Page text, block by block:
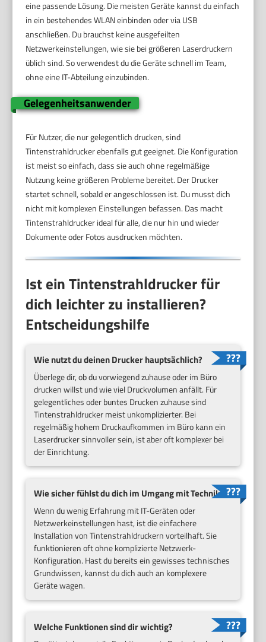
eine passende Lösung. Die meisten Geräte kannst du einfach
in ein bestehendes WLAN einbinden oder via USB
anschließen. Du brauchst keine ausgefeilten
Netzwerkeinstellungen, wie sie bei größeren Laserdruckern
üblich sind. So verwendest du die Geräte schnell im Team,
ohne eine IT-Abteilung einzubinden.
Gelegenheitsanwender
Für Nutzer, die nur gelegentlich drucken, sind
Tintenstrahldrucker ebenfalls gut geeignet. Die Konfiguration
ist meist so einfach, dass sie auch ohne regelmäßige
Nutzung keine größeren Probleme bereitet. Der Drucker
startet schnell, sobald er angeschlossen ist. Du musst dich
nicht mit komplexen Einstellungen befassen. Das macht
Tintenstrahldrucker ideal für alle, die nur hin und wieder
Dokumente oder Fotos ausdrucken möchten.
Ist ein Tintenstrahldrucker für
dich leichter zu installieren?
Entscheidungshilfe
Wie nutzt du deinen Drucker hauptsächlich?
Überlege dir, ob du vorwiegend zuhause oder im Büro
drucken willst und wie viel Druckvolumen anfällt. Für
gelegentliches oder buntes Drucken zuhause sind
Tintenstrahldrucker meist unkomplizierter. Bei
regelmäßig hohem Druckaufkommen im Büro kann ein
Laserdrucker sinnvoller sein, ist aber oft komplexer bei
der Einrichtung.
Wie sicher fühlst du dich im Umgang mit Technik?
Wenn du wenig Erfahrung mit IT-Geräten oder
Netzwerkeinstellungen hast, ist die einfachere
Installation von Tintenstrahldruckern vorteilhaft. Sie
funktionieren oft ohne komplizierte Netzwerk-
Konfiguration. Hast du bereits ein gewisses technisches
Grundwissen, kannst du dich auch an komplexere
Geräte wagen.
Welche Funktionen sind dir wichtig?